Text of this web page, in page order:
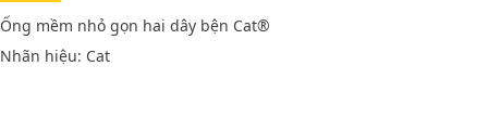
Ống mềm nhỏ gọn hai dây bện Cat®
Nhãn hiệu: Cat